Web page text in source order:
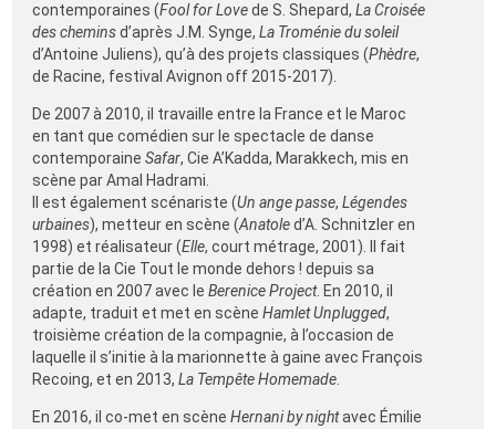
contemporaines (Fool for Lovede S. Shepard,La Croisée
des cheminsd’après J.M. Synge,La Troménie du soleil
d’Antoine Juliens), qu’à des projets classiques (Phèdre,
de Racine, festival Avignon off 2015-2017).
De 2007 à 2010, il travaille entre la France et le Maroc
en tant que comédien sur le spectacle de danse
contemporaineSafar, Cie A’Kadda, Marakkech, mis en
scène par Amal Hadrami.
Il est également scénariste (Un ange passe,Légendes
urbaines), metteur en scène (Anatoled’A. Schnitzler en
1998) et réalisateur (Elle, court métrage, 2001). Il fait
partie de la Cie Tout le monde dehors ! depuis sa
création en 2007 avec leBerenice Project. En 2010, il
adapte, traduit et met en scèneHamlet Unplugged,
troisième création de la compagnie, à l’occasion de
laquelle il s’initie à la marionnette à gaine avec François
Recoing, et en 2013,La Tempête Homemade.
En 2016, il co-met en scèneHernani by nightavec Émilie